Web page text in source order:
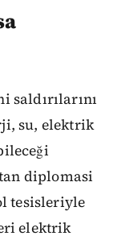
saldırılarını
su, elektrik
diplomasi
tesisleriyle
elektrik